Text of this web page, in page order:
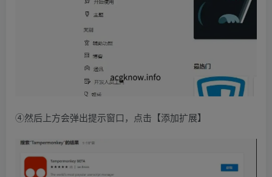
④然后上方会弹出提示窗口，点击【添加扩展】